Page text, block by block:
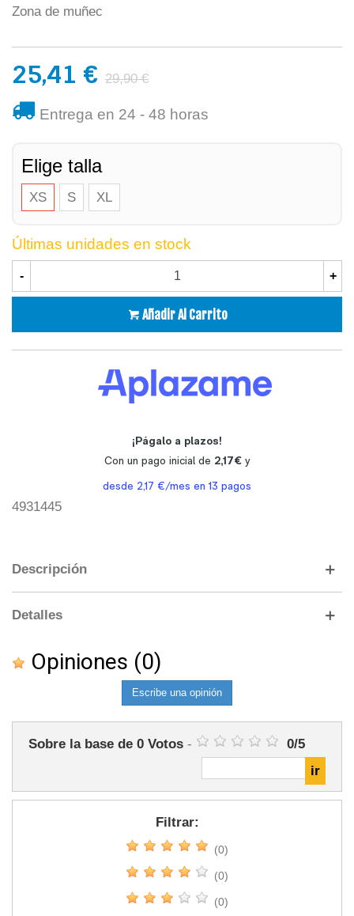
Zona de muñec
25,41 € 29,90 €
Entrega en 24 - 48 horas
Elige talla
XS S XL
Últimas unidades en stock
- +
Añadir Al Carrito
4931445
Descripción
Detalles
Opiniones (0)
Escribe una opinión
Sobre la base de 0 Votos - 0/5
Filtrar:
(0)
(0)
(0)